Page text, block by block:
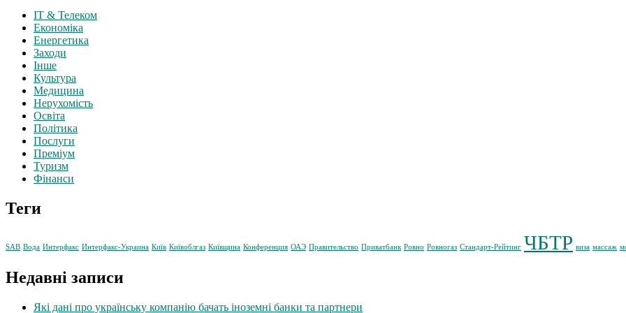
IT & Телеком
Економіка
Енергетика
Заходи
Інше
Культура
Медицина
Нерухомість
Освіта
Політика
Послуги
Преміум
Туризм
Фінанси
Теги
SAB Вода Интерфакс Интерфакс-Украина Київ Київоблгаз Київщина Конференция ОАЭ Правительство Приватбанк Ровно Ровногаз Стандарт-Рейтинг ЧБТР виза массаж
Недавні записи
Які дані про українську компанію бачать іноземні банки та партнери